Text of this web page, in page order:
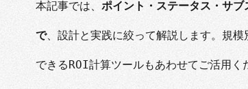
本記事では、 ポイント・ステータス・サ
で、設計と実践に絞って解説します。規
できるROI計算ツールもあわせてご活用く